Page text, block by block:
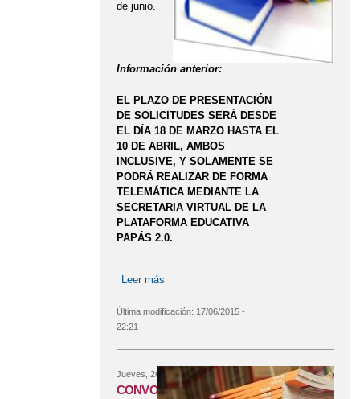
de junio.
Información anterior:
EL PLAZO DE PRESENTACIÓN
DE SOLICITUDES SERÁ DESDE
EL DÍA 18 DE MARZO HASTA EL
10 DE ABRIL, AMBOS
INCLUSIVE, Y SOLAMENTE SE
PODRÁ REALIZAR DE FORMA
TELEMÁTICA MEDIANTE LA
SECRETARIA VIRTUAL DE LA
PLATAFORMA EDUCATIVA
PAPÁS 2.0.
Leer más
Última modificación: 17/06/2015 -
22:21
Jueves, 26 Febrero, 2015
CONVOCATORIA AYUDA DE